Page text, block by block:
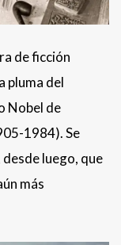
de ficción
pluma del
Nobel de
1984). Se
luego, que
más